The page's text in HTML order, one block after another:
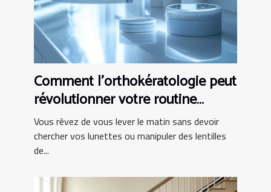
Comment l'orthokératologie peut
révolutionner votre routine
matinale ?
Vous rêvez de vous lever le matin sans devoir
chercher vos lunettes ou manipuler des lentilles
de...